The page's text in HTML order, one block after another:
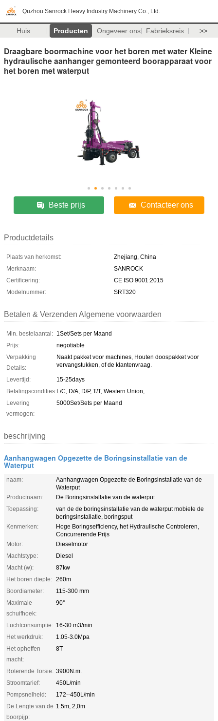
Quzhou Sanrock Heavy Industry Machinery Co., Ltd.
Huis Producten Ongeveer ons Fabrieksreis >>
Draagbare boormachine voor het boren met water Kleine
hydraulische aanhanger gemonteerd boorapparaat voor
het boren met waterput
Beste prijs Contacteer ons
Productdetails
Plaats van herkomst:
Zhejiang, China
Merknaam:
SANROCK
Certificering:
CE ISO 9001:2015
Modelnummer:
SRT320
Betalen & Verzenden Algemene voorwaarden
Min. bestelaantal: 1Set/Sets per Maand
Prijs:
negotiable
Verpakking
Details:
Naakt pakket voor machines, Houten doospakket voor
vervangstukken, of de klantenvraag.
Levertijd:
15-25days
Betalingscondities:L/C, D/A, D/P, T/T, Western Union,
Levering
vermogen:
5000Set/Sets per Maand
beschrijving
Aanhangwagen Opgezette de Boringsinstallatie van de
Waterput
naam:
Aanhangwagen Opgezette de Boringsinstallatie van de
Waterput
Productnaam:
De Boringsinstallatie van de waterput
Toepassing:
van de de boringsinstallatie van de waterput mobiele de
boringsinstallatie, boringsput
Kenmerken:
Hoge Boringsefficiency, het Hydraulische Controleren,
Concurrerende Prijs
Motor:
Dieselmotor
Machtstype:
Diesel
Macht (w):
87kw
Het boren diepte: 260m
Boordiameter:
115-300 mm
Maximale
schuifhoek:
90°
Luchtconsumptie: 16-30 m3/min
Het werkdruk:
1.05-3.0Mpa
Het opheffen
macht:
8T
Roterende Torsie: 3900N.m.
Stroomtarief:
450L/min
Pompsnelheid:
172--450L/min
De Lengte van de
boorpijp:
1.5m, 2,0m